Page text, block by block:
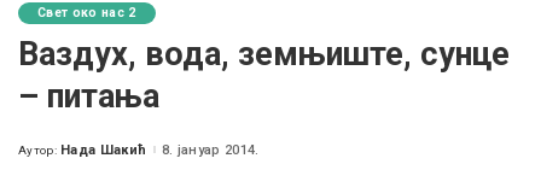
Свет око нас 2
Ваздух, вода, земњиште, сунце
– питања
Posted
Аутор: Нада Шакић 8. јануар 2014.